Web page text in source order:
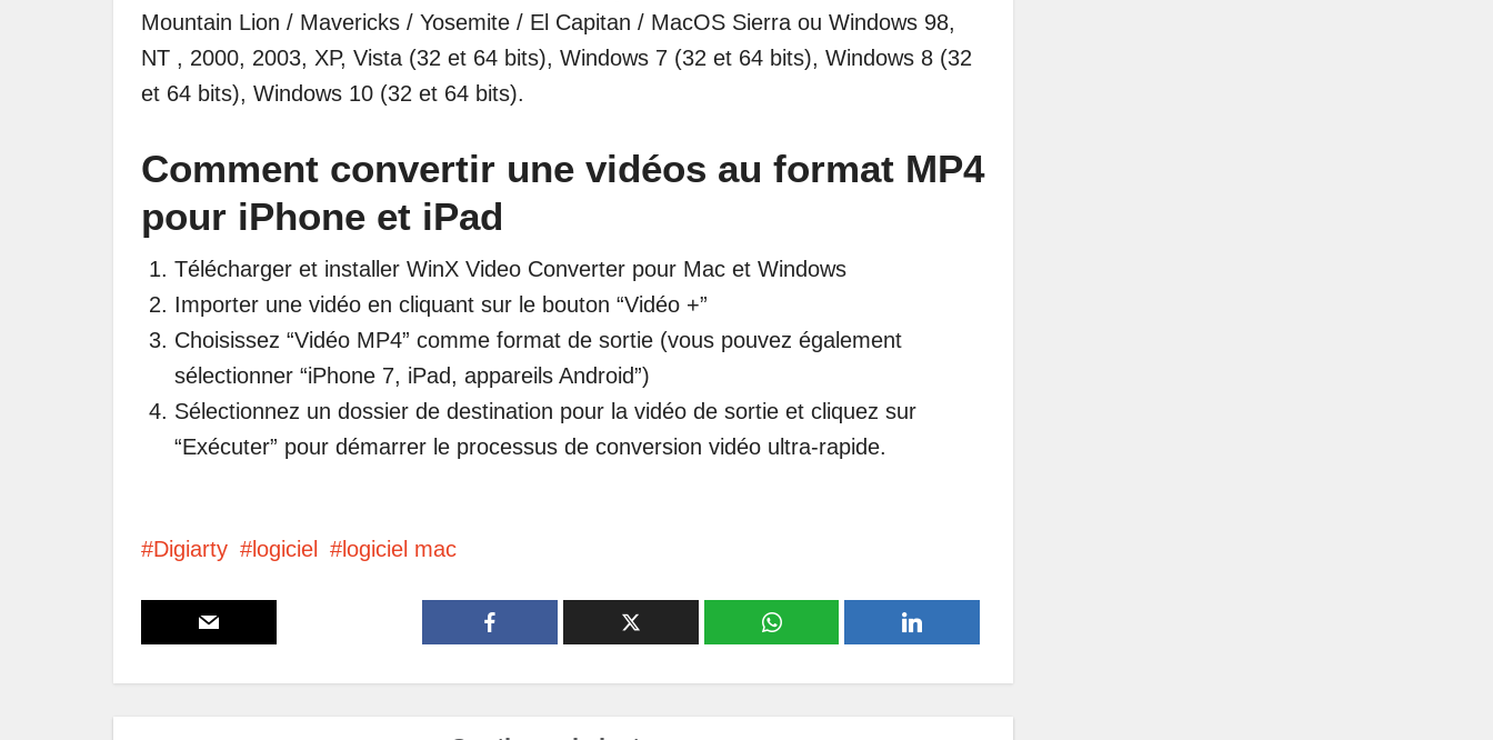
Mountain Lion / Mavericks / Yosemite / El Capitan / MacOS Sierra ou Windows 98,
NT , 2000, 2003, XP, Vista (32 et 64 bits), Windows 7 (32 et 64 bits), Windows 8 (32
et 64 bits), Windows 10 (32 et 64 bits).
Comment convertir une vidéos au format MP4
pour iPhone et iPad
Télécharger et installer WinX Video Converter pour Mac et Windows
Importer une vidéo en cliquant sur le bouton “Vidéo +”
Choisissez “Vidéo MP4” comme format de sortie (vous pouvez également
sélectionner “iPhone 7, iPad, appareils Android”)
Sélectionnez un dossier de destination pour la vidéo de sortie et cliquez sur
“Exécuter” pour démarrer le processus de conversion vidéo ultra-rapide.
Digiarty logiciel logiciel mac